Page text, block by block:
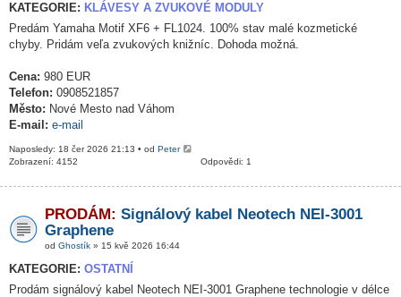
KATEGORIE: KLÁVESY A ZVUKOVÉ MODULY
Predám Yamaha Motif XF6 + FL1024. 100% stav malé kozmetické
chyby. Pridám veľa zvukových knižníc. Dohoda možná.
Cena: 980 EUR
Telefon: 0908521857
Město: Nové Mesto nad Váhom
E-mail: e-mail
Naposledy: 18 čer 2026 21:13 • od Peter
Odpovědi: 1
Zobrazení: 4152
PRODÁM: Signálový kabel Neotech NEI-3001
Graphene
od Ghostík » 15 kvě 2026 16:44
KATEGORIE: OSTATNÍ
Prodám signálový kabel Neotech NEI-3001 Graphene technologie v délce